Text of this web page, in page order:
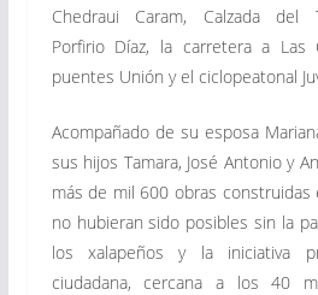
Chedraui Caram, Calzada del
Porfirio Díaz, la carretera a Las
puentes Unión y el ciclopeatonal
Acompañado de su esposa
sus hijos Tamara, José Antonio y
más de mil 600 obras construidas
no hubieran sido posibles sin la
los xalapeños y la iniciativa
ciudadana, cercana a los 40